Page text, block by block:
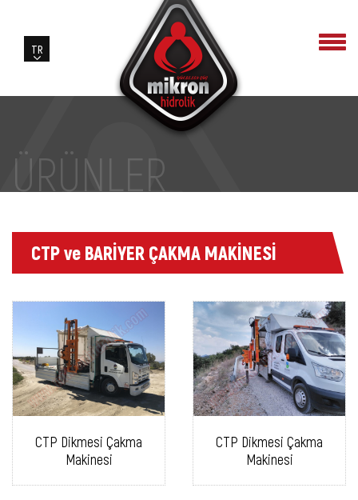
ÜRÜNLER
CTP ve BARİYER ÇAKMA MAKİNESİ
CTP Dikmesi Çakma
Makinesi
CTP Dikmesi Çakma
Makinesi